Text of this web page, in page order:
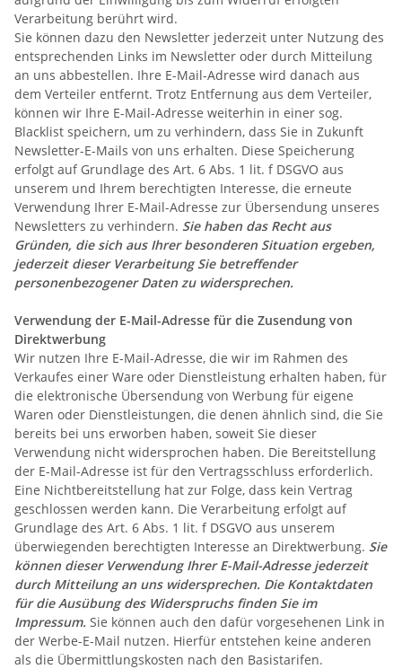
Verarbeitung berührt wird.
Sie können dazu den Newsletter jederzeit unter Nutzung des
entsprechenden Links im Newsletter oder durch Mitteilung
an uns abbestellen. Ihre E-Mail-Adresse wird danach aus
dem Verteiler entfernt. Trotz Entfernung aus dem Verteiler,
können wir Ihre E-Mail-Adresse weiterhin in einer sog.
Blacklist speichern, um zu verhindern, dass Sie in Zukunft
Newsletter-E-Mails von uns erhalten. Diese Speicherung
erfolgt auf Grundlage des Art. 6 Abs. 1 lit. f DSGVO aus
unserem und Ihrem berechtigten Interesse, die erneute
Verwendung Ihrer E-Mail-Adresse zur Übersendung unseres
Newsletters zu verhindern. Sie haben das Recht aus
Gründen, die sich aus Ihrer besonderen Situation ergeben,
jederzeit dieser Verarbeitung Sie betreffender
personenbezogener Daten zu widersprechen.
Verwendung der E-Mail-Adresse für die Zusendung von
Direktwerbung
Wir nutzen Ihre E-Mail-Adresse, die wir im Rahmen des
Verkaufes einer Ware oder Dienstleistung erhalten haben, für
die elektronische Übersendung von Werbung für eigene
Waren oder Dienstleistungen, die denen ähnlich sind, die Sie
bereits bei uns erworben haben, soweit Sie dieser
Verwendung nicht widersprochen haben. Die Bereitstellung
der E-Mail-Adresse ist für den Vertragsschluss erforderlich.
Eine Nichtbereitstellung hat zur Folge, dass kein Vertrag
geschlossen werden kann. Die Verarbeitung erfolgt auf
Grundlage des Art. 6 Abs. 1 lit. f DSGVO aus unserem
überwiegenden berechtigten Interesse an Direktwerbung. Sie
können dieser Verwendung Ihrer E-Mail-Adresse jederzeit
durch Mitteilung an uns widersprechen. Die Kontaktdaten
für die Ausübung des Widerspruchs finden Sie im
Impressum. Sie können auch den dafür vorgesehenen Link in
der Werbe-E-Mail nutzen. Hierfür entstehen keine anderen
als die Übermittlungskosten nach den Basistarifen.